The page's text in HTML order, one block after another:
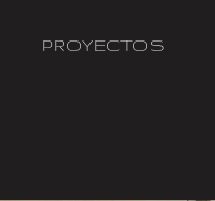
PROYECTOS